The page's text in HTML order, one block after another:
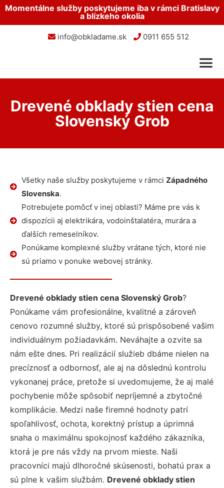
Momentálne služby poskytujeme iba v rámci Bratislavy
a blízkeho okolia
info@obkladame.sk 0911 655 512
Drevené obklady stien cena
Slovenský Grob
Všetky naše služby poskytujeme v rámci Západného
Slovenska.
Potrebujete pomôcť v inej oblasti? Máme pre vás k
dispozícii aj elektrikára, vodoinštalatéra, murára a
ďalších remeselníkov.
Ponúkame komplexné služby vrátane tých, ktoré nie
sú priamo v ponuke webovej stránky.
Drevené obklady stien cena Slovenský Grob?
Ponúkame vám profesionálne, kvalitné a zároveň
cenovo rozumné služby, ktoré sú prispôsobené vašim
individuálnym požiadavkám. Neváhajte a ozvite sa
nám ešte dnes. Pri realizácií služieb dbáme nielen na
precíznosť a odbornosť, ale aj na dôslednú kontrolu
vykonanej práce, pretože si uvedomujeme, že aj malé
pochybenie môže spôsobiť nepríjemné a zbytočné
komplikácie. Medzi naše firemné hodnoty patrí
spoľahlivosť, ochota, korektný prístup a úprimná
snaha o maximálnu spokojnosť každého zákazníka,
ktorá je pre nás vždy na prvom mieste. Naši
pracovníci majú dlhoročné skúsenosti, bohatú prax a
sú plne k vašim službám. Drevené obklady stien